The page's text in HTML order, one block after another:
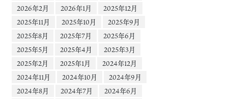
2026年2月
2026年1月
2025年12月
2025年11月
2025年10月
2025年9月
2025年8月
2025年7月
2025年6月
2025年5月
2025年4月
2025年3月
2025年2月
2025年1月
2024年12月
2024年11月
2024年10月
2024年9月
2024年8月
2024年7月
2024年6月